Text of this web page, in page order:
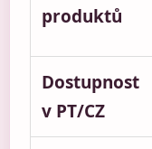
produktů
Dostupnost
v PT/CZ